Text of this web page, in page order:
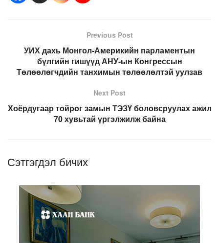
Previous Post
УИХ дахь Монгол-Америкийн парламентын
бүлгийн гишүүд АНУ-ын Конгрессын
Төлөөлөгчдийн танхимын төлөөлөлтэй уулзав
Next Post
Хоёрдугаар тойрог замын ТЭЗҮ боловсруулах ажил
70 хувьтай үргэлжилж байна
Сэтгэгдэл бичих